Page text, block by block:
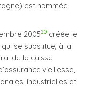
est nommée
200520 créée le
se substitue, à la
de la caisse
vieillesse,
industrielles et